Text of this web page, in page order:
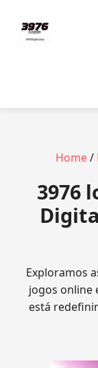
Home/
3976
Exploramos
jogos online
está